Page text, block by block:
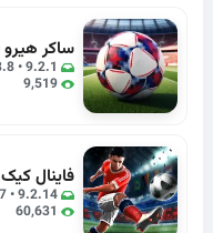
9.2.1 • 178.8 مگابایت
9,519
فاینال کیک Final Kick: Online Soccer
9.2.14 • 172.7 مگابایت
60,631